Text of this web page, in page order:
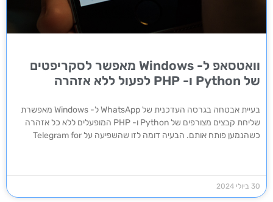
וואטסאפ ל- Windows מאפשר לסקריפטים
של Python ו- PHP לפעול ללא אזהרה
בעיית אבטחה בגרסה העדכנית של WhatsApp ל- Windows מאפשרת
שליחת קבצים מצורפים של Python ו- PHP המופעלים ללא כל אזהרה
כשהנמען פותח אותם. הבעיה דומה לזו שהשפיעה על Telegram for
30 ביולי 2024